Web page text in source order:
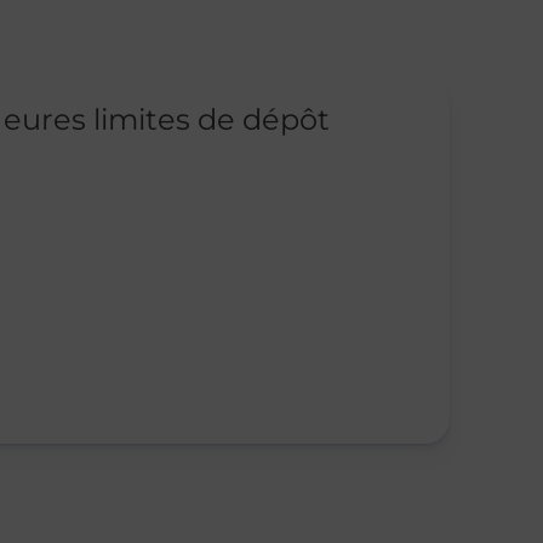
limites de dépôt